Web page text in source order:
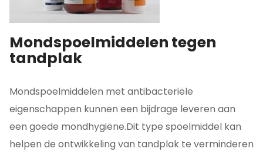
Mondspoelmiddelen tegen
tandplak
Mondspoelmiddelen met antibacteriële
eigenschappen kunnen een bijdrage leveren aan
een goede mondhygiëne.Dit type spoelmiddel kan
helpen de ontwikkeling van tandplak te verminderen